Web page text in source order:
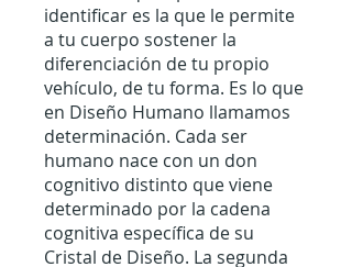
identificar es la que le permite
a tu cuerpo sostener la
diferenciación de tu propio
vehículo, de tu forma. Es lo que
en Diseño Humano llamamos
determinación. Cada ser
humano nace con un don
cognitivo distinto que viene
determinado por la cadena
cognitiva específica de su
Cristal de Diseño. La segunda